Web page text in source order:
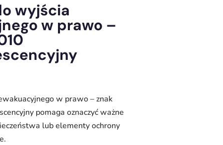
wyjścia
w prawo –
w prawo – znak
pomaga oznaczyć ważne
lub elementy ochrony